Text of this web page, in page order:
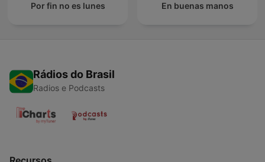
Por fin no es lunes En buenas manos
Rádios do Brasil
Radios e Podcasts